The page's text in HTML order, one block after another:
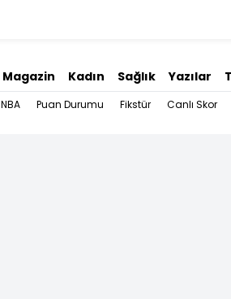
Magazin Kadın Sağlık Yazılar
NBA Puan Durumu Fikstür Canlı Skor